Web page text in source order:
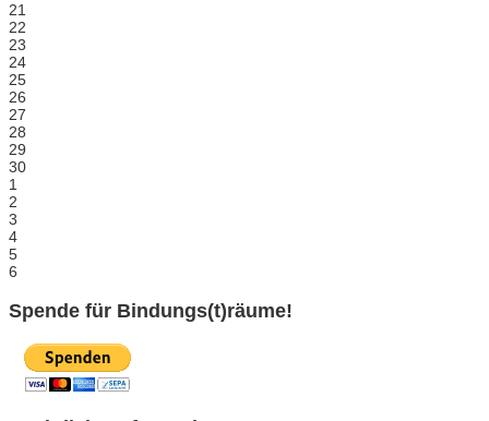
21
22
23
24
25
26
27
28
29
30
1
2
3
4
5
6
Spende für Bindungs(t)räume!